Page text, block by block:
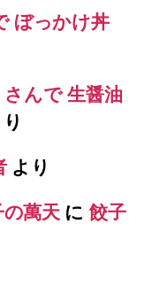
ぼっかけ丼
んで 生醤油
より
萬天に 餃子